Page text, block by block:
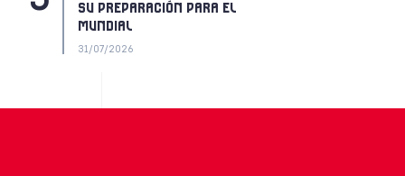
SU PREPARACIÓN PARA EL
MUNDIAL
31/07/2026